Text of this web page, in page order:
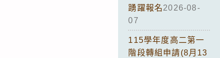
踴躍報名2026-08-
07
115學年度高二第一
階段轉組申請(8月13